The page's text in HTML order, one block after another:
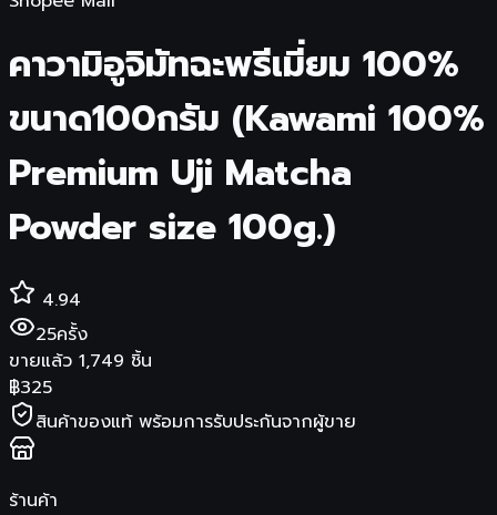
คาวามิอูจิมัทฉะพรีเมี่ยม 100%
ขนาด100กรัม (Kawami 100%
Premium Uji Matcha
Powder size 100g.)
4.94
25ครั้ง
ขายแล้ว 1,749 ชิ้น
฿325
สินค้าของแท้ พร้อมการรับประกันจากผู้ขาย
ร้านค้า